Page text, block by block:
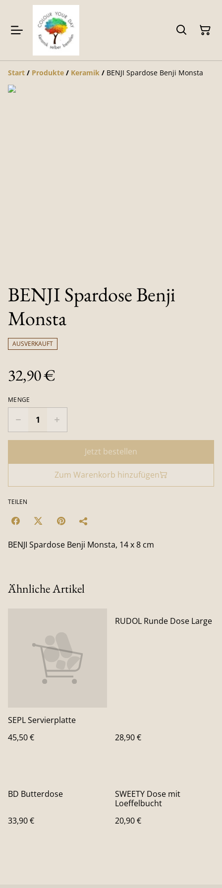
Start / Produkte / Keramik / BENJI Spardose Benji Monsta
BENJI Spardose Benji
Monsta
AUSVERKAUFT
32,90 €
MENGE
Jetzt bestellen
Zum Warenkorb hinzufügen
TEILEN
BENJI Spardose Benji Monsta, 14 x 8 cm
Ähnliche Artikel
SEPL Servierplatte
45,50 €
RUDOL Runde Dose Large
28,90 €
BD Butterdose
33,90 €
SWEETY Dose mit
Loeffelbucht
20,90 €